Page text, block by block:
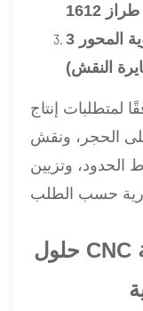
3 مجموعات من أدوات تسوية المحور Z
لمتطلبات إنتاج
الحجر، ونقش
الحدود، وتزيين
حلول CNC مخصصة لتطبيقات معالجة